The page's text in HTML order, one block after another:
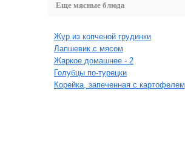
Еще мясные блюда
Жур из копченой грудинки
Лапшевик с мясом
Жаркое домашнее - 2
Голубцы по-турецки
Корейка, запеченная с картофелем